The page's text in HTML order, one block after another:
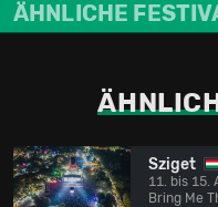
ÄHNLICHE
Sziget
11. bis 15.